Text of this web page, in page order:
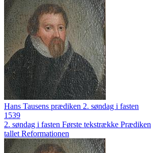
Hans Tausens prædiken 2. søndag i fasten
1539
2. søndag i fasten Første tekstrække Prædiken
tallet Reformationen